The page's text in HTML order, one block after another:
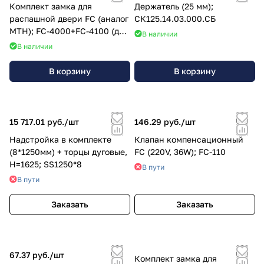
Комплект замка для
распашной двери FC (аналог
MTH); FC-4000+FC-4100 (для
КХН: Ariada, Polair)
В наличии
В корзину
Держатель (25 мм);
СК125.14.03.000.СБ
В наличии
В корзину
15 717.01 руб./шт
Надстройка в комплекте
(8*1250мм) + торцы дуговые,
H=1625; SS1250*8
В пути
Заказать
146.29 руб./шт
Клапан компенсационный
FC (220V, 36W); FC-110
В пути
Заказать
67.37 руб./шт
Комплект замка для